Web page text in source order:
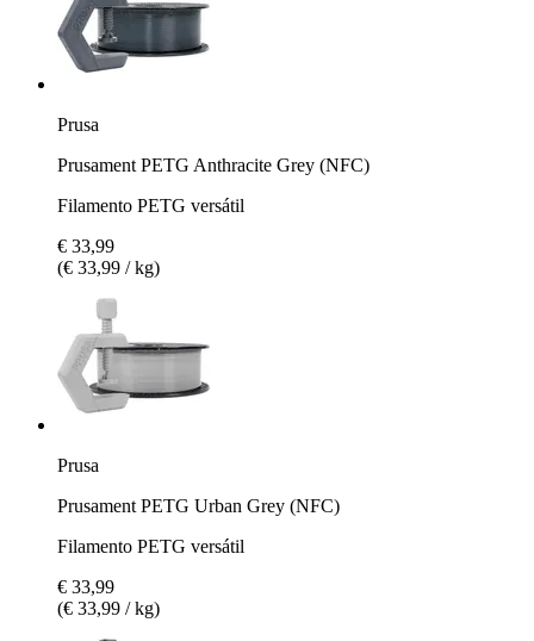
Prusa
Prusament PETG Anthracite Grey (NFC)
Filamento PETG versátil
€ 33,99
(€ 33,99 / kg)
Prusa
Prusament PETG Urban Grey (NFC)
Filamento PETG versátil
€ 33,99
(€ 33,99 / kg)